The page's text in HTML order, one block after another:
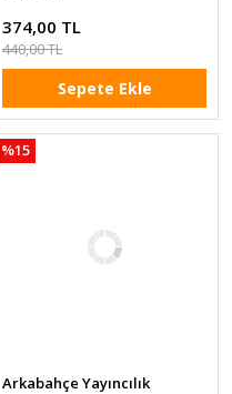
374,00 TL
440,00 TL
Sepete Ekle
%15
Arkabahçe Yayıncılık